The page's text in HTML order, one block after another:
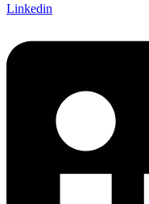
Linkedin